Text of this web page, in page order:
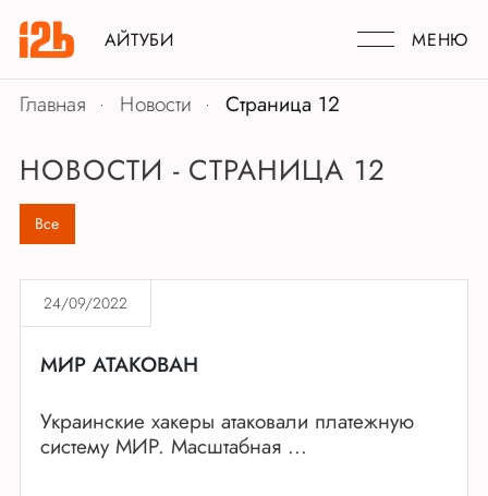
АЙТУБИ МЕНЮ
Главная Новости Страница 12
НОВОСТИ - CТРАНИЦА 12
Все
24/09/2022
МИР АТАКОВАН
Украинские хакеры атаковали платежную
систему МИР. Масштабная ...